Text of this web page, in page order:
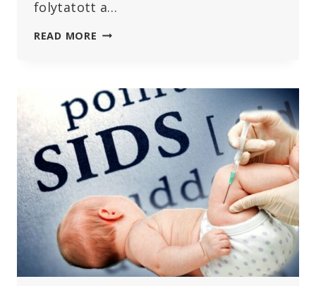
folytatott a…
READ MORE A
HALLGATÁS
FÁTYOLÁNAK
ÁTTÖRÉSE